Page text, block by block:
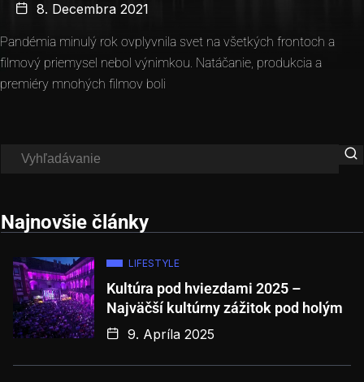
8. Decembra 2021
Pandémia minulý rok ovplyvnila svet na všetkých frontoch a
filmový priemysel nebol výnimkou. Natáčanie, produkcia a
premiéry mnohých filmov boli
Najnovšie články
LIFESTYLE
Kultúra pod hviezdami 2025 –
Najväčší kultúrny zážitok pod holým
9. Apríla 2025